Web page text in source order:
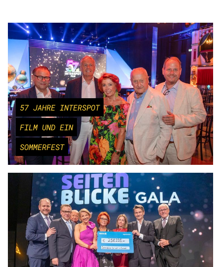
57 JAHRE INTERSPOT
FILM UND EIN
SOMMERFEST